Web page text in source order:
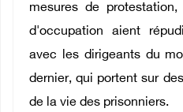
mesures de
d'occupation aient
avec les dirigeants du
dernier, qui portent sur
de la vie des prisonniers.